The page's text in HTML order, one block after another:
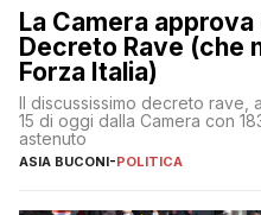
La Camera
Decreto Rave (che
Forza Italia)
Il discussissimo decreto rave,
15 di oggi dalla Camera con
astenuto
ASIA BUCONI-POLITICA